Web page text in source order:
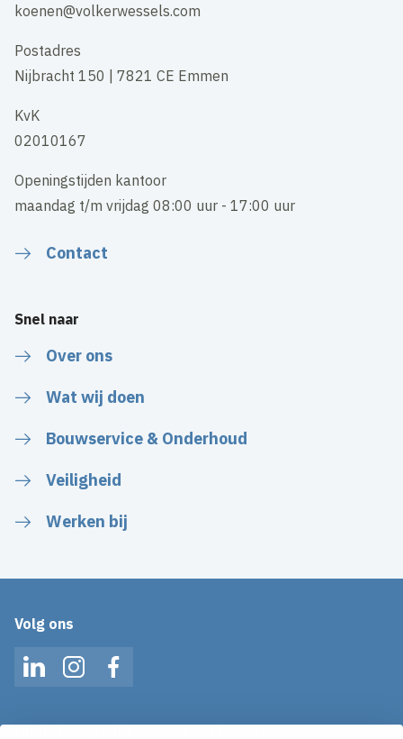
koenen@volkerwessels.com
Postadres
Nijbracht 150 | 7821 CE Emmen
KvK
02010167
Openingstijden kantoor
maandag t/m vrijdag 08:00 uur - 17:00 uur
Contact
Snel naar
Over ons
Wat wij doen
Bouwservice & Onderhoud
Veiligheid
Werken bij
Volg ons
LinkedInInstagramFacebook